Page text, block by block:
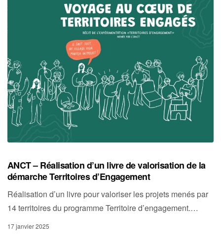
ANCT – Réalisation d’un livre de valorisation de la
démarche Territoires d’Engagement
Réalisation d’un livre pour valoriser les projets menés par
14 territoires du programme Territoire d’engagement.…
17 janvier 2025